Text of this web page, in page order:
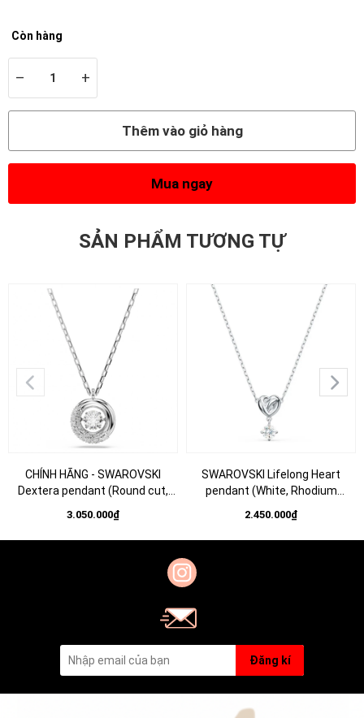
Còn hàng
– +
Thêm vào giỏ hàng
Mua ngay
SẢN PHẨM TƯƠNG TỰ
CHÍNH HÃNG - SWAROVSKI
Dextera pendant (Round cut,
chuyền, pha lê trắng - JEWELRY
NECKLACE
3.050.000₫
SWAROVSKI Lifelong Heart
pendant (White, Rhodium
tim phối đá pha lê trắng -
NECKLACE Jewelry
2.450.000₫
Đăng kí